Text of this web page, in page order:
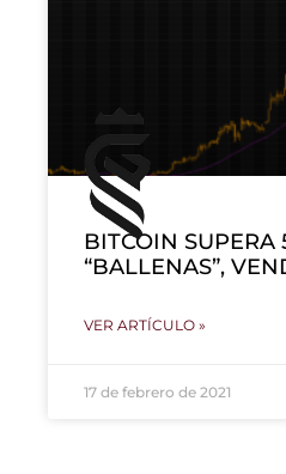
BITCOIN SUPERA
“BALLENAS”,
VER ARTÍCULO »
17 de febrero de 2021